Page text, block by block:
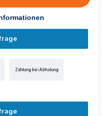
Zahlung bei Abholung